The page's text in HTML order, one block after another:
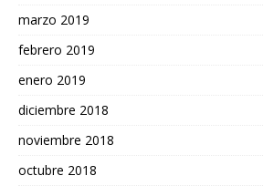
marzo 2019
febrero 2019
enero 2019
diciembre 2018
noviembre 2018
octubre 2018